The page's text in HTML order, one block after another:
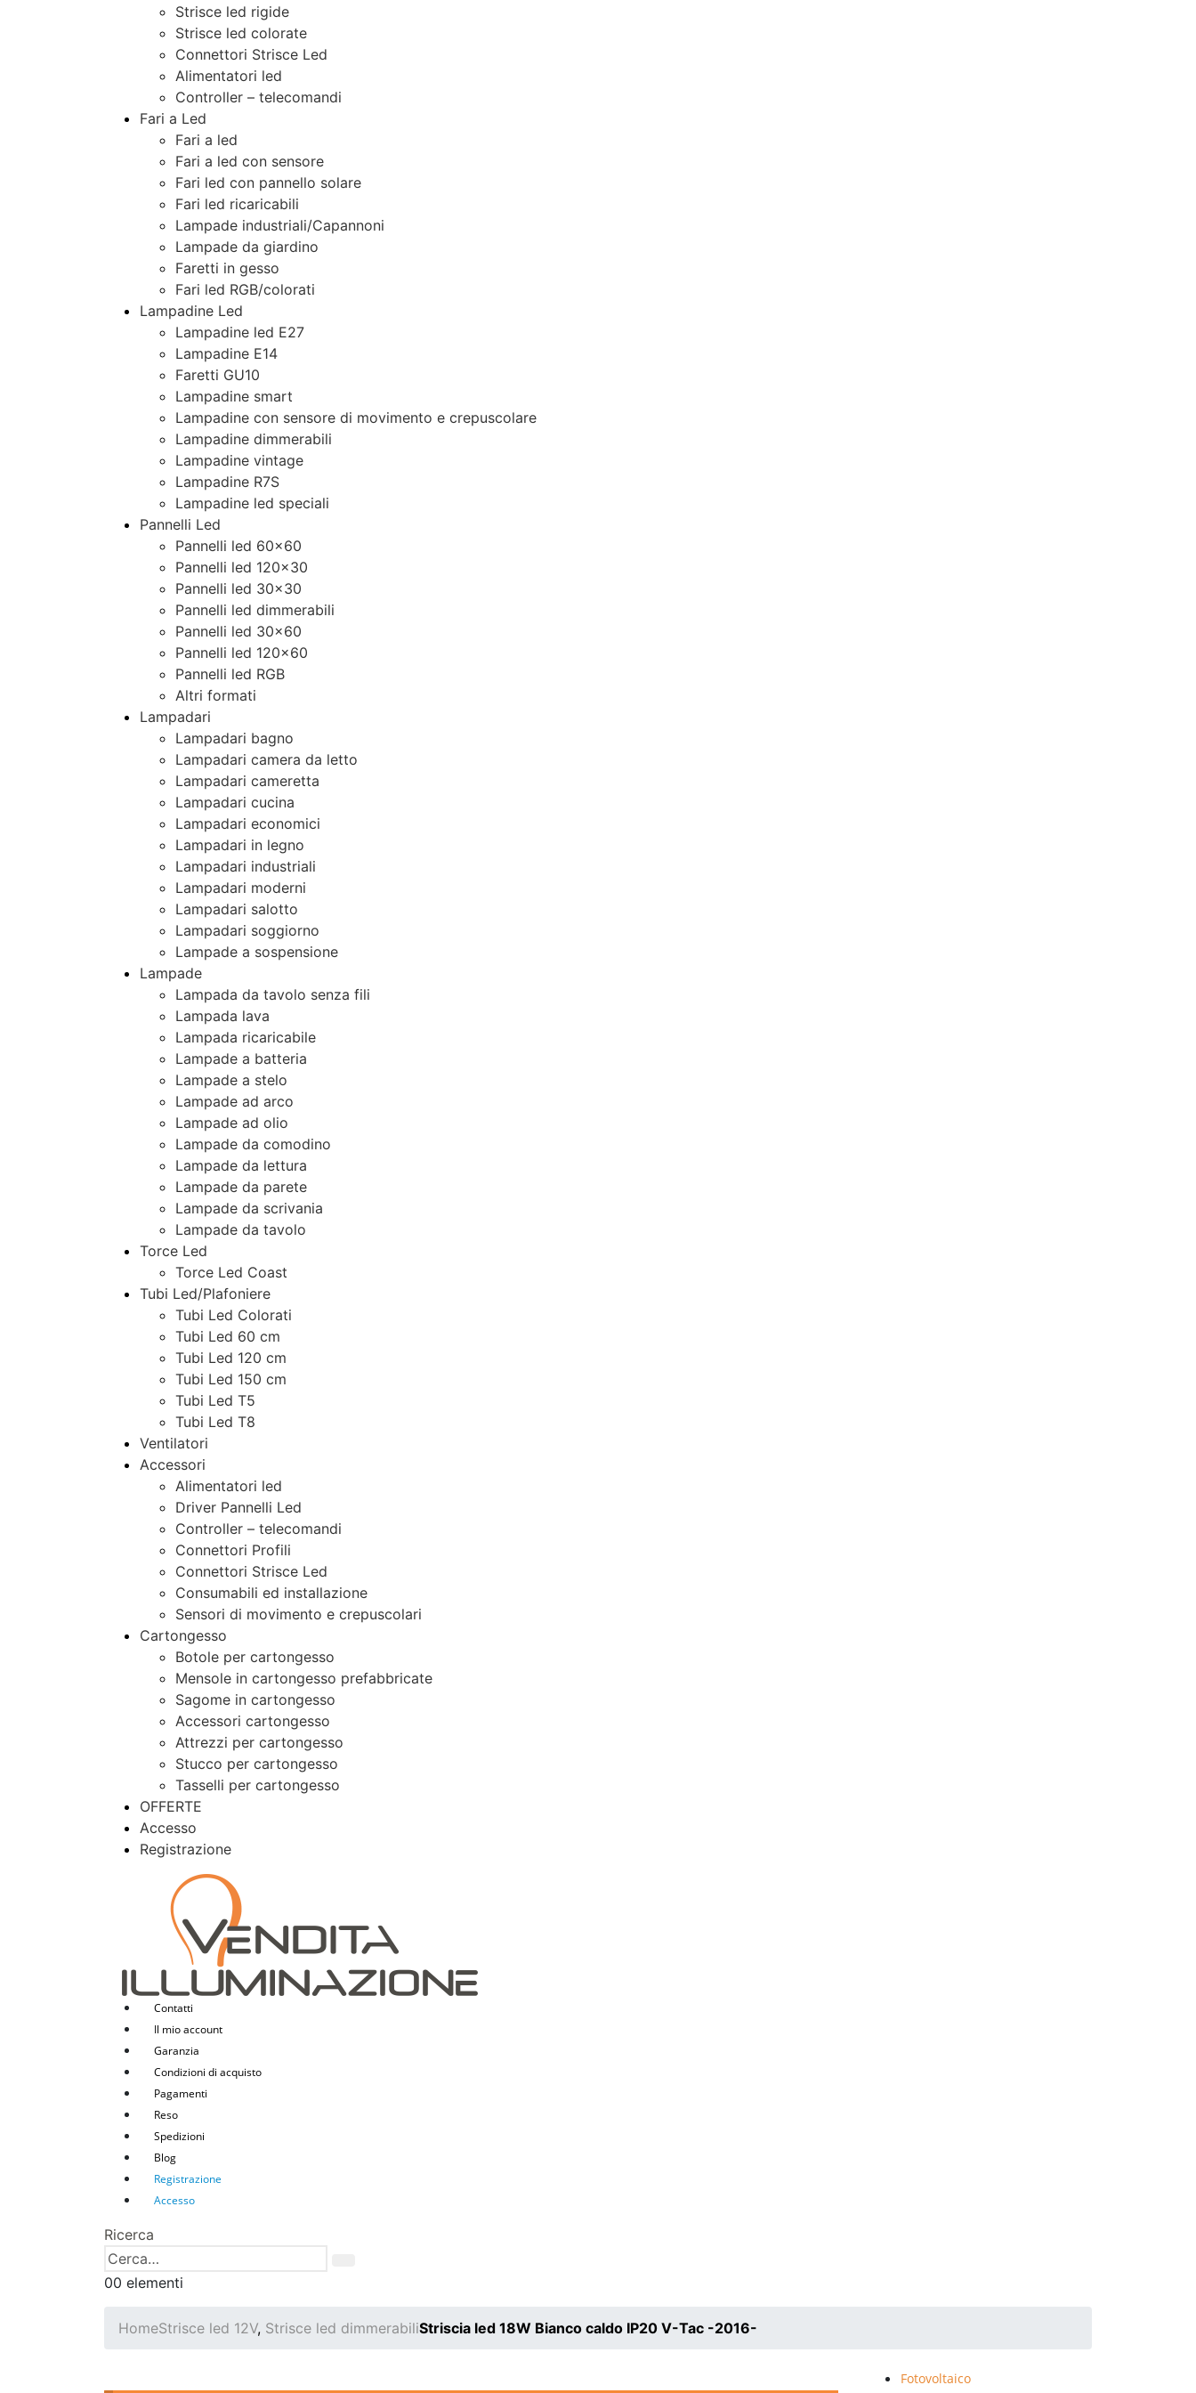
Strisce led rigide
Strisce led colorate
Connettori Strisce Led
Alimentatori led
Controller – telecomandi
Fari a Led
Fari a led
Fari a led con sensore
Fari led con pannello solare
Fari led ricaricabili
Lampade industriali/Capannoni
Lampade da giardino
Faretti in gesso
Fari led RGB/colorati
Lampadine Led
Lampadine led E27
Lampadine E14
Faretti GU10
Lampadine smart
Lampadine con sensore di movimento e crepuscolare
Lampadine dimmerabili
Lampadine vintage
Lampadine R7S
Lampadine led speciali
Pannelli Led
Pannelli led 60×60
Pannelli led 120×30
Pannelli led 30×30
Pannelli led dimmerabili
Pannelli led 30×60
Pannelli led 120×60
Pannelli led RGB
Altri formati
Lampadari
Lampadari bagno
Lampadari camera da letto
Lampadari cameretta
Lampadari cucina
Lampadari economici
Lampadari in legno
Lampadari industriali
Lampadari moderni
Lampadari salotto
Lampadari soggiorno
Lampade a sospensione
Lampade
Lampada da tavolo senza fili
Lampada lava
Lampada ricaricabile
Lampade a batteria
Lampade a stelo
Lampade ad arco
Lampade ad olio
Lampade da comodino
Lampade da lettura
Lampade da parete
Lampade da scrivania
Lampade da tavolo
Torce Led
Torce Led Coast
Tubi Led/Plafoniere
Tubi Led Colorati
Tubi Led 60 cm
Tubi Led 120 cm
Tubi Led 150 cm
Tubi Led T5
Tubi Led T8
Ventilatori
Accessori
Alimentatori led
Driver Pannelli Led
Controller – telecomandi
Connettori Profili
Connettori Strisce Led
Consumabili ed installazione
Sensori di movimento e crepuscolari
Cartongesso
Botole per cartongesso
Mensole in cartongesso prefabbricate
Sagome in cartongesso
Accessori cartongesso
Attrezzi per cartongesso
Stucco per cartongesso
Tasselli per cartongesso
OFFERTE
Accesso
Registrazione
Contatti
Il mio account
Garanzia
Condizioni di acquisto
Pagamenti
Reso
Spedizioni
Blog
Registrazione
Accesso
Ricerca
00 elementi
HomeStrisce led 12V, Strisce led dimmerabiliStriscia led 18W Bianco caldo IP20 V-Tac -2016-
Fotovoltaico